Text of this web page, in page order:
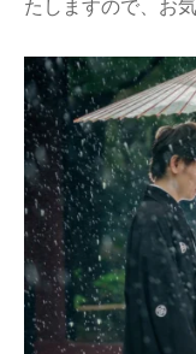
たしますので、お